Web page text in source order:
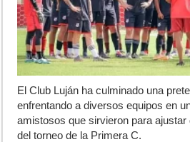
El Club Luján ha culminado una
enfrentando a diversos equipos en
amistosos que sirvieron para ajustar
del torneo de la Primera C.